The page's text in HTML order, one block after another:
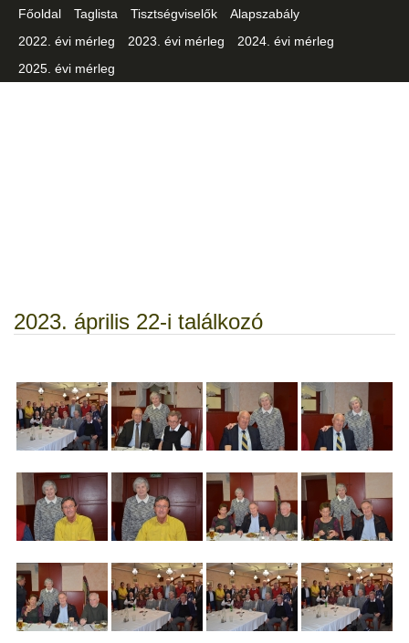
Főoldal Taglista Tisztségviselők
Alapszabály
2022. évi mérleg
2023. évi mérleg
2024. évi mérleg
2025. évi mérleg
2023. április 22-i találkozó